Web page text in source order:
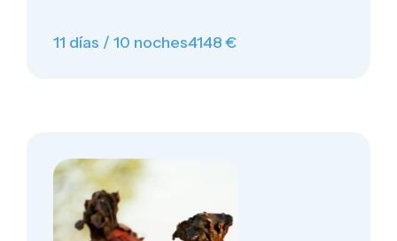
11 días / 10 noches4148 €